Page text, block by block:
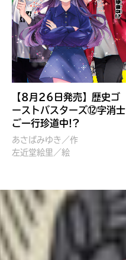
ぼくたちのマインクラフト
冒険記 エンチャント剣
VS暴走モブ
営委員会／協力
【8月26日発売】歴史ゴ
ーストバスターズ⑫字消士
ご一行珍道中!?
あさばみゆき／作
左近堂絵里／絵